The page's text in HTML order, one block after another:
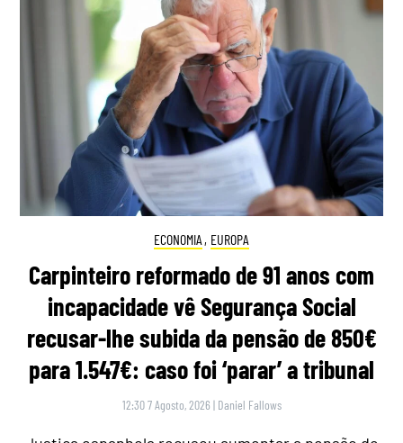
ECONOMIA , EUROPA
Carpinteiro reformado de 91 anos com
incapacidade vê Segurança Social
recusar-lhe subida da pensão de 850€
para 1.547€: caso foi ‘parar’ a tribunal
12:30 7 Agosto, 2026 | Daniel Fallows